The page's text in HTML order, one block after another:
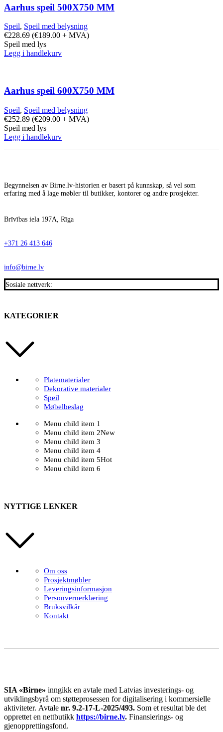
Aarhus speil 500X750 MM
Speil, Speil med belysning
€228.69 (€189.00 + MVA)
Speil med lys
Legg i handlekurv
Aarhus speil 600X750 MM
Speil, Speil med belysning
€252.89 (€209.00 + MVA)
Speil med lys
Legg i handlekurv
Begynnelsen av Birne.lv-historien er basert på kunnskap, så vel som
erfaring med å lage møbler til butikker, kontorer og andre prosjekter.
Brīvības iela 197A, Rīga
+371 26 413 646
info@birne.lv
Sosiale nettverk:
KATEGORIER
Platematerialer
Dekorative materialer
Speil
Møbelbeslag
Menu child item 1
Menu child item 2New
Menu child item 3
Menu child item 4
Menu child item 5Hot
Menu child item 6
NYTTIGE LENKER
Om oss
Prosjektmøbler
Leveringsinformasjon
Personvernerklæring
Bruksvilkår
Kontakt
SIA «Birne» inngikk en avtale med Latvias investerings- og
utviklingsbyrå om støtteprosessen for digitalisering i kommersielle
aktiviteter. Avtale nr. 9.2-17-L-2025/493. Som et resultat ble det
opprettet en nettbutikk https://birne.lv. Finansierings- og
gjenopprettingsfond.